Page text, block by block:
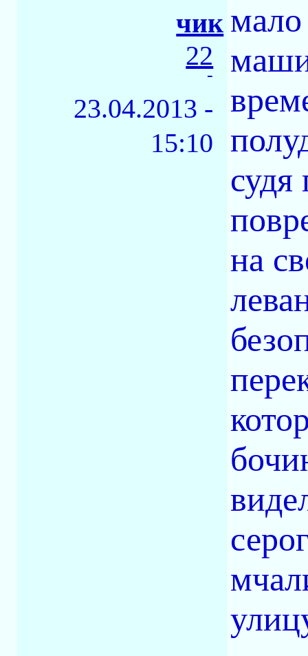
чик
22
-
23.04.2013 -
15:10
на